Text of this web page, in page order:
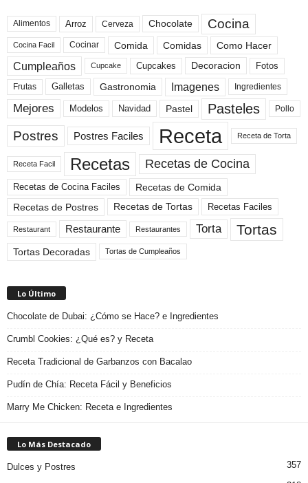
Alimentos Arroz Cerveza Chocolate Cocina
Cocina Facil Cocinar Comida Comidas Como Hacer
Cumpleaños Cupcake Cupcakes Decoracion Fotos
Frutas Galletas Gastronomia Imagenes Ingredientes
Mejores Modelos Navidad Pastel Pasteles Pollo
Postres Postres Faciles Receta Receta de Torta
Receta Facil Recetas Recetas de Cocina
Recetas de Cocina Faciles
Recetas de Comida
Recetas de Postres
Recetas de Tortas Recetas Faciles
Restaurant Restaurante Restaurantes Torta Tortas
Tortas Decoradas Tortas de Cumpleaños
Lo Último
Chocolate de Dubai: ¿Cómo se Hace? e Ingredientes
Crumbl Cookies: ¿Qué es? y Receta
Receta Tradicional de Garbanzos con Bacalao
Pudín de Chía: Receta Fácil y Beneficios
Marry Me Chicken: Receta e Ingredientes
Lo Más Destacado
Dulces y Postres 357